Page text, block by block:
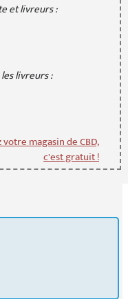
et livreurs :
livreurs :
magasin de CBD,
c'est gratuit !